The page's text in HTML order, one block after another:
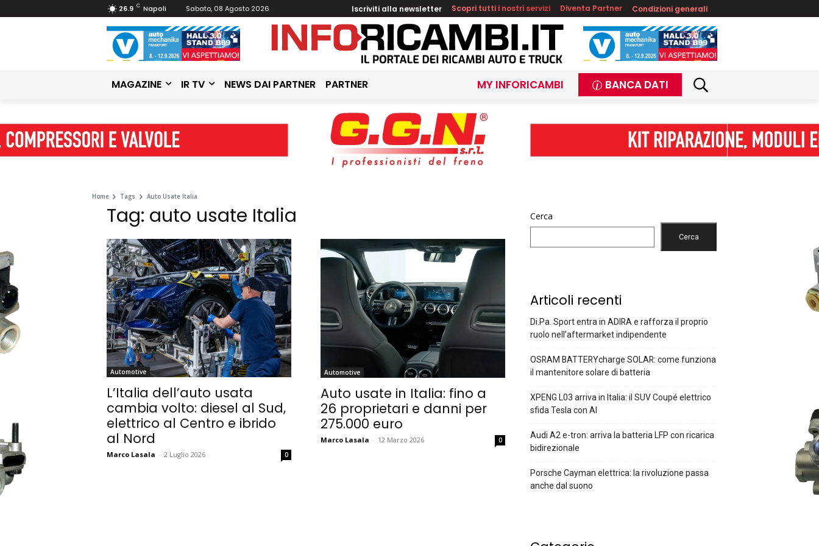
26.9 C Napoli Sabato, 08 Agosto 2026 Iscriviti alla newsletter Scopri tutti i nostri servizi Diventa Partner Condizioni generali
MAGAZINE IR TV NEWS DAI PARTNER PARTNER MY INFORICAMBI BANCA DATI
Home Tags Auto Usate Italia
Tag: auto usate Italia
Automotive
L’Italia dell’auto usata
cambia volto: diesel al Sud,
elettrico al Centro e ibrido
al Nord
Marco Lasala - 2 Luglio 2026 0
Automotive
Auto usate in Italia: fino a
26 proprietari e danni per
275.000 euro
Marco Lasala - 12 Marzo 2026 0
Cerca
Cerca
Articoli recenti
Di.Pa. Sport entra in ADIRA e rafforza il proprio
ruolo nell’aftermarket indipendente
OSRAM BATTERYcharge SOLAR: come funziona
il mantenitore solare di batteria
XPENG L03 arriva in Italia: il SUV Coupé elettrico
sfida Tesla con AI
Audi A2 e-tron: arriva la batteria LFP con ricarica
bidirezionale
Porsche Cayman elettrica: la rivoluzione passa
anche dal suono